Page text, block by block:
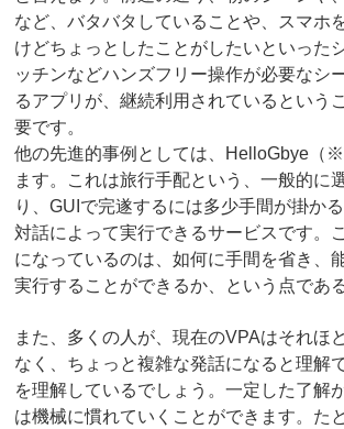
など、バタバタしていることや、スマホ
けどちょっとしたことがしたいといった
ッチンなどハンズフリー操作が必要なシ
るアプリが、継続利用されているという
要です。
他の先進的事例としては、HelloGbye（
ます。これは旅行手配という、一般的に
り、GUIで完遂するには多少手間が掛か
対話によって実行できるサービスです。
になっているのは、如何に手間を省き、
実行することができるか、という点であ
また、多くの人が、現在のVPAはそれほ
なく、ちょっと複雑な発話になると理解
を理解しているでしょう。一定した了解
は機械に慣れていくことができます。た